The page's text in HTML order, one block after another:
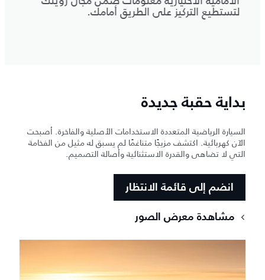
أسفل العجلات. تعرض المرآة الداخلية للرؤية
الخلفية ClearSight بث فيديو مباشرًا للطريق
بداية حقبة جديدة
السيارة الرياضية المتعددة الاستخدامات الأصلية والفاخرة. أصبحت
الآن كهربائية. اكتشف مزيجًا متناغمًا لم يسبق له مثيل من الفخامة
التي لا تضاهى والقدرة الاستثنائية وأصالة التصميم.
انضم إلى قائمة الانتظار
مشاهدة معرض الصور